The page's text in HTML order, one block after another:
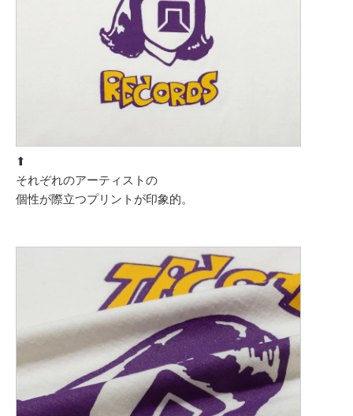
⬆︎
それぞれのアーティストの
個性が際立つプリントが印象的。